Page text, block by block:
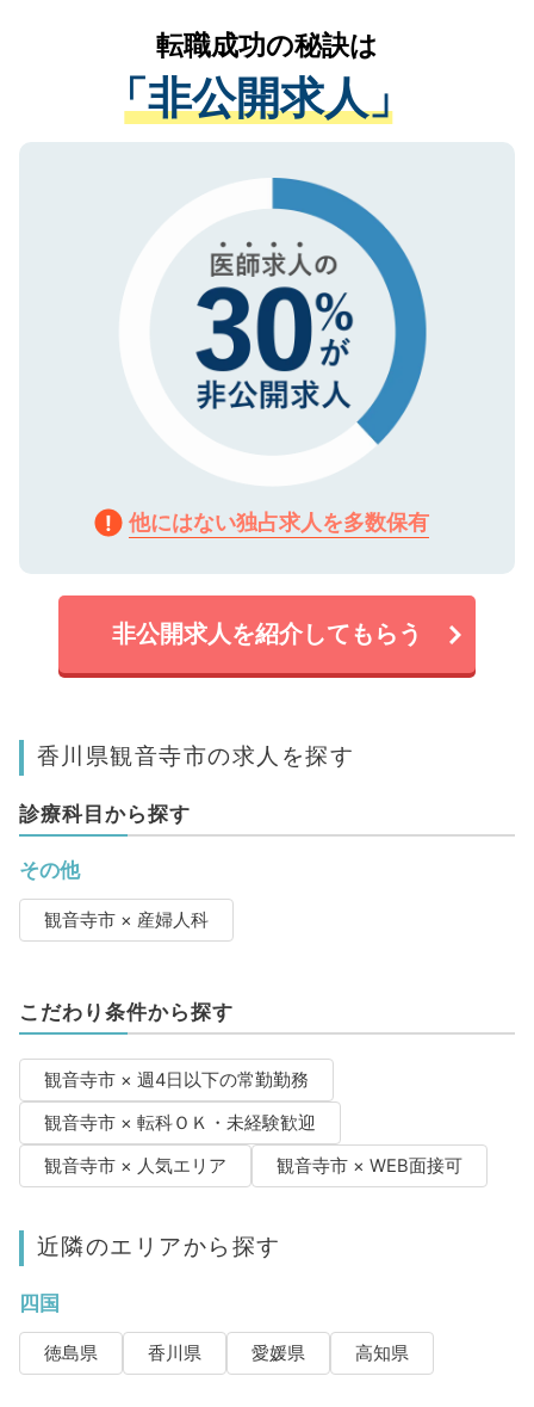
は、個人情報の取り扱いについての厳密な
管理基準を満たした事業者のみに付与され
る、プライバシーマークを取得済みです。
で、機密保持に関してもご安心ください。
かがいして、現在の医療機関の状況や紹介
経験をまじえながら、適切なアドバイスを
させていただきます。すぐにご転職をされ
ない方には、長期的なサポートが可能です
ので、まずはご登録ください。
転職成功の秘訣は
「非公開求人」
他にはない独占求人を多数保有
非公開求人を紹介してもらう
香川県観音寺市の求人を探す
診療科目から探す
その他
観音寺市 × 産婦人科
こだわり条件から探す
観音寺市 × 週4日以下の常勤勤務
観音寺市 × 転科ＯＫ・未経験歓迎
観音寺市 × 人気エリア
観音寺市 × WEB面接可
近隣のエリアから探す
四国
徳島県 香川県 愛媛県 高知県